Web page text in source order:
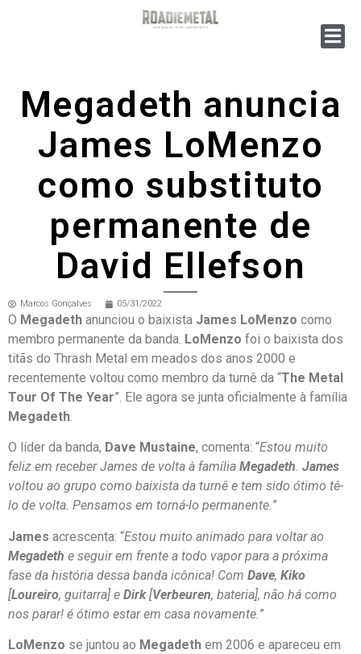
Megadeth anuncia
James LoMenzo
como substituto
permanente de
David Ellefson
Marcos Gonçalves 05/31/2022
O Megadeth anunciou o baixista James LoMenzo como
membro permanente da banda. LoMenzo foi o baixista dos
titãs do Thrash Metal em meados dos anos 2000 e
recentemente voltou como membro da turnê da “The Metal
Tour Of The Year”. Ele agora se junta oficialmente à família
Megadeth.
O líder da banda, Dave Mustaine, comenta: “Estou muito
feliz em receber James de volta à família Megadeth. James
voltou ao grupo como baixista da turnê e tem sido ótimo tê-
lo de volta. Pensamos em torná-lo permanente.”
James acrescenta: “Estou muito animado para voltar ao
Megadeth e seguir em frente a todo vapor para a próxima
fase da história dessa banda icônica! Com Dave, Kiko
[Loureiro, guitarra] e Dirk[Verbeuren, bateria], não há como
nos parar! é ótimo estar em casa novamente. ”
LoMenzo se juntou ao Megadeth em 2006 e apareceu em